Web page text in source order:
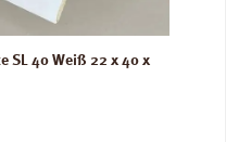
SL 40 Weiß 22 x 40 x